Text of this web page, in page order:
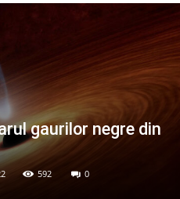
gaurilor negre din
592 0